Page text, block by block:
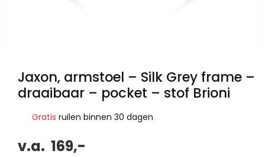
Jaxon, armstoel – Silk Grey frame –
draaibaar – pocket – stof Brioni
Gratis ruilen binnen 30 dagen
v.a. 169,-